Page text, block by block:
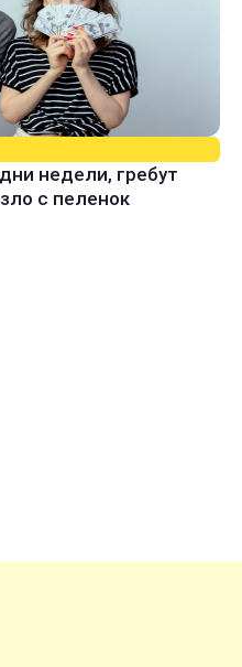
недели, гребут
с пеленок